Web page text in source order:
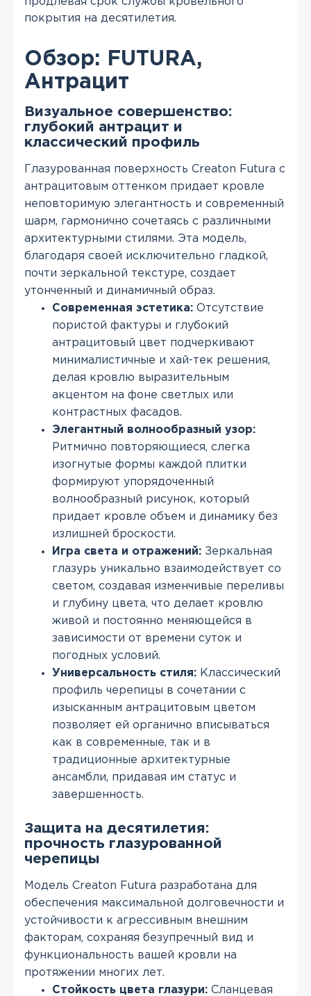
покрытия на десятилетия.
Обзор: FUTURA,
Антрацит
Визуальное совершенство:
глубокий антрацит и
классический профиль
Глазурованная поверхность Creaton Futura с
антрацитовым оттенком придает кровле
неповторимую элегантность и современный
шарм, гармонично сочетаясь с различными
архитектурными стилями. Эта модель,
благодаря своей исключительно гладкой,
почти зеркальной текстуре, создает
утонченный и динамичный образ.
Современная эстетика: Отсутствие
пористой фактуры и глубокий
антрацитовый цвет подчеркивают
минималистичные и хай-тек решения,
делая кровлю выразительным
акцентом на фоне светлых или
контрастных фасадов.
Элегантный волнообразный узор:
Ритмично повторяющиеся, слегка
изогнутые формы каждой плитки
формируют упорядоченный
волнообразный рисунок, который
придает кровле объем и динамику без
излишней броскости.
Игра света и отражений: Зеркальная
глазурь уникально взаимодействует со
светом, создавая изменчивые переливы
и глубину цвета, что делает кровлю
живой и постоянно меняющейся в
зависимости от времени суток и
погодных условий.
Универсальность стиля: Классический
профиль черепицы в сочетании с
изысканным антрацитовым цветом
позволяет ей органично вписываться
как в современные, так и в
традиционные архитектурные
ансамбли, придавая им статус и
завершенность.
Защита на десятилетия:
прочность глазурованной
черепицы
Модель Creaton Futura разработана для
обеспечения максимальной долговечности и
устойчивости к агрессивным внешним
факторам, сохраняя безупречный вид и
функциональность вашей кровли на
протяжении многих лет.
Стойкость цвета глазури: Сланцевая